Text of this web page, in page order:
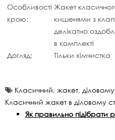
Особливості
крою:
Жакет
кишенями з
делікатно
в комплекті
Догляд:
Тільки хімчистка
Класичний, жакет, діловому
Класичний жакет в діловому
Як правильно підібрати